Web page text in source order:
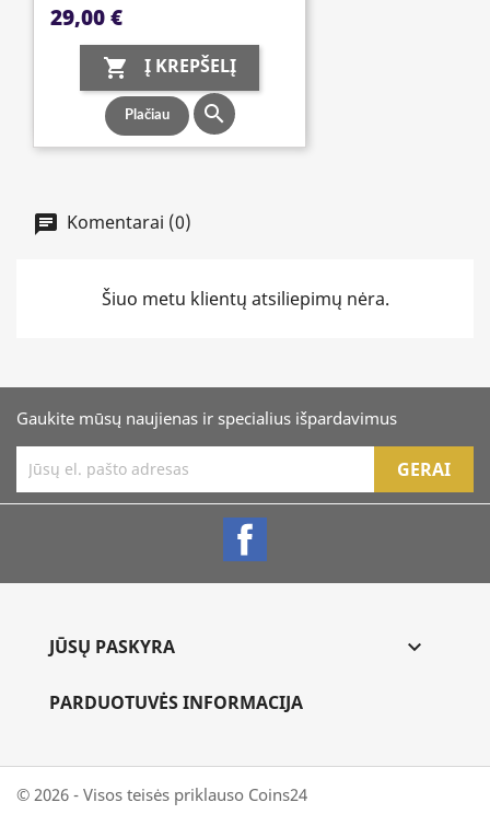
Kaina
29,00 €
 Į KREPŠELĮ
Plačiau 
Komentarai (0)
Šiuo metu klientų atsiliepimų nėra.
Gaukite mūsų naujienas ir specialius išpardavimus
JŪSŲ PASKYRA 
PARDUOTUVĖS INFORMACIJA
© 2026 - Visos teisės priklauso Coins24